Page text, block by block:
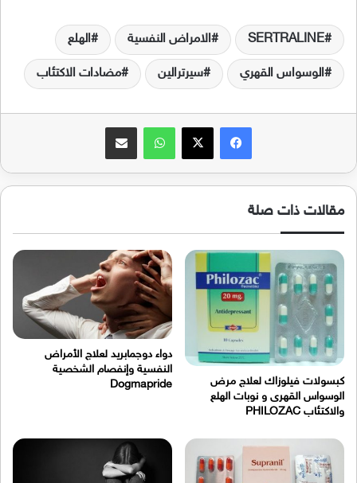
SERTRALINE الامراض النفسية الهلع
الوسواس القهري سيرترالين مضادات الاكتئاب
فيسبوك‫X واتساب مشاركة عبر البريد
مقالات ذات صلة
كبسولات فيلوزاك لعلاج مرض
الوسواس القهرى و نوبات الهلع
والاكتئاب PHILOZAC
دواء دوجمابريد لعلاج الأمراض
النفسية وإنفصام الشخصية
Dogmapride